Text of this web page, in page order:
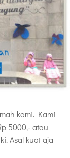
kami. Kami
5000,- atau
Asal kuat aja